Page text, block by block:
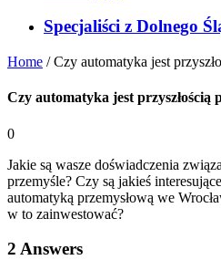
Specjaliści z Dolnego
Home /Czy automatyka jest
Czy automatyka jest przyszłością
0
Jakie są wasze doświadczenia
przemyśle? Czy są jakieś
automatyką przemysłową we
w to zainwestować?
2 Answers